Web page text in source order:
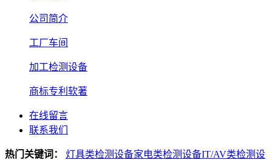
公司简介
工厂车间
加工检测设备
商标专利软著
在线留言
联系我们
热门关键词： 灯具类检测设备家电类检测设备IT/AV类检测设